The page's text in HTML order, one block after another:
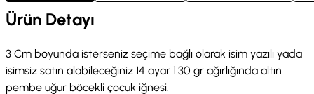
Ürün Detayı
3 Cm boyunda isterseniz seçime bağlı olarak isim yazılı yada
isimsiz satın alabileceğiniz 14 ayar 1.30 gr ağırlığında altın
pembe uğur böcekli çocuk iğnesi.